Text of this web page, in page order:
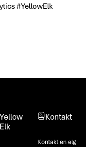
#YellowElk
Yellow
Elk
Kontakt
Kontakt en elg